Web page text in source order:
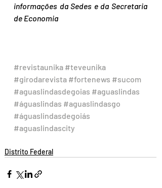
informações da Sedes e da Secretaria
de Economia
#revistaunika #teveunika
#girodarevista #fortenews #sucom
#aguaslindasdegoias #aguaslindas
#águaslindas #aguaslindasgo
#águaslindasdegoiás
#aguaslindascity
Distrito Federal